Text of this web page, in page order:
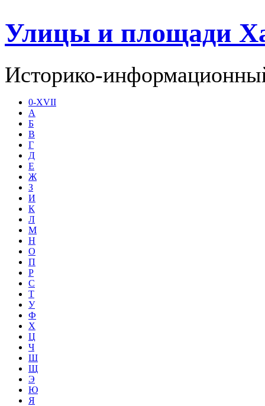
Улицы и площади
Историко-
0-XVII
А
Б
В
Г
Д
Е
Ж
З
И
К
Л
М
Н
О
П
Р
С
Т
У
Ф
Х
Ц
Ч
Ш
Щ
Э
Ю
Я